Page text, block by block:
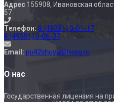
Адрес 155908, Ивановская
57
Телефон: 8 (49351) 3-01-17
8 (49351) 3-06-37
Email: pu42shuya@ivreg.ru
О нас
Государственная лицензия на